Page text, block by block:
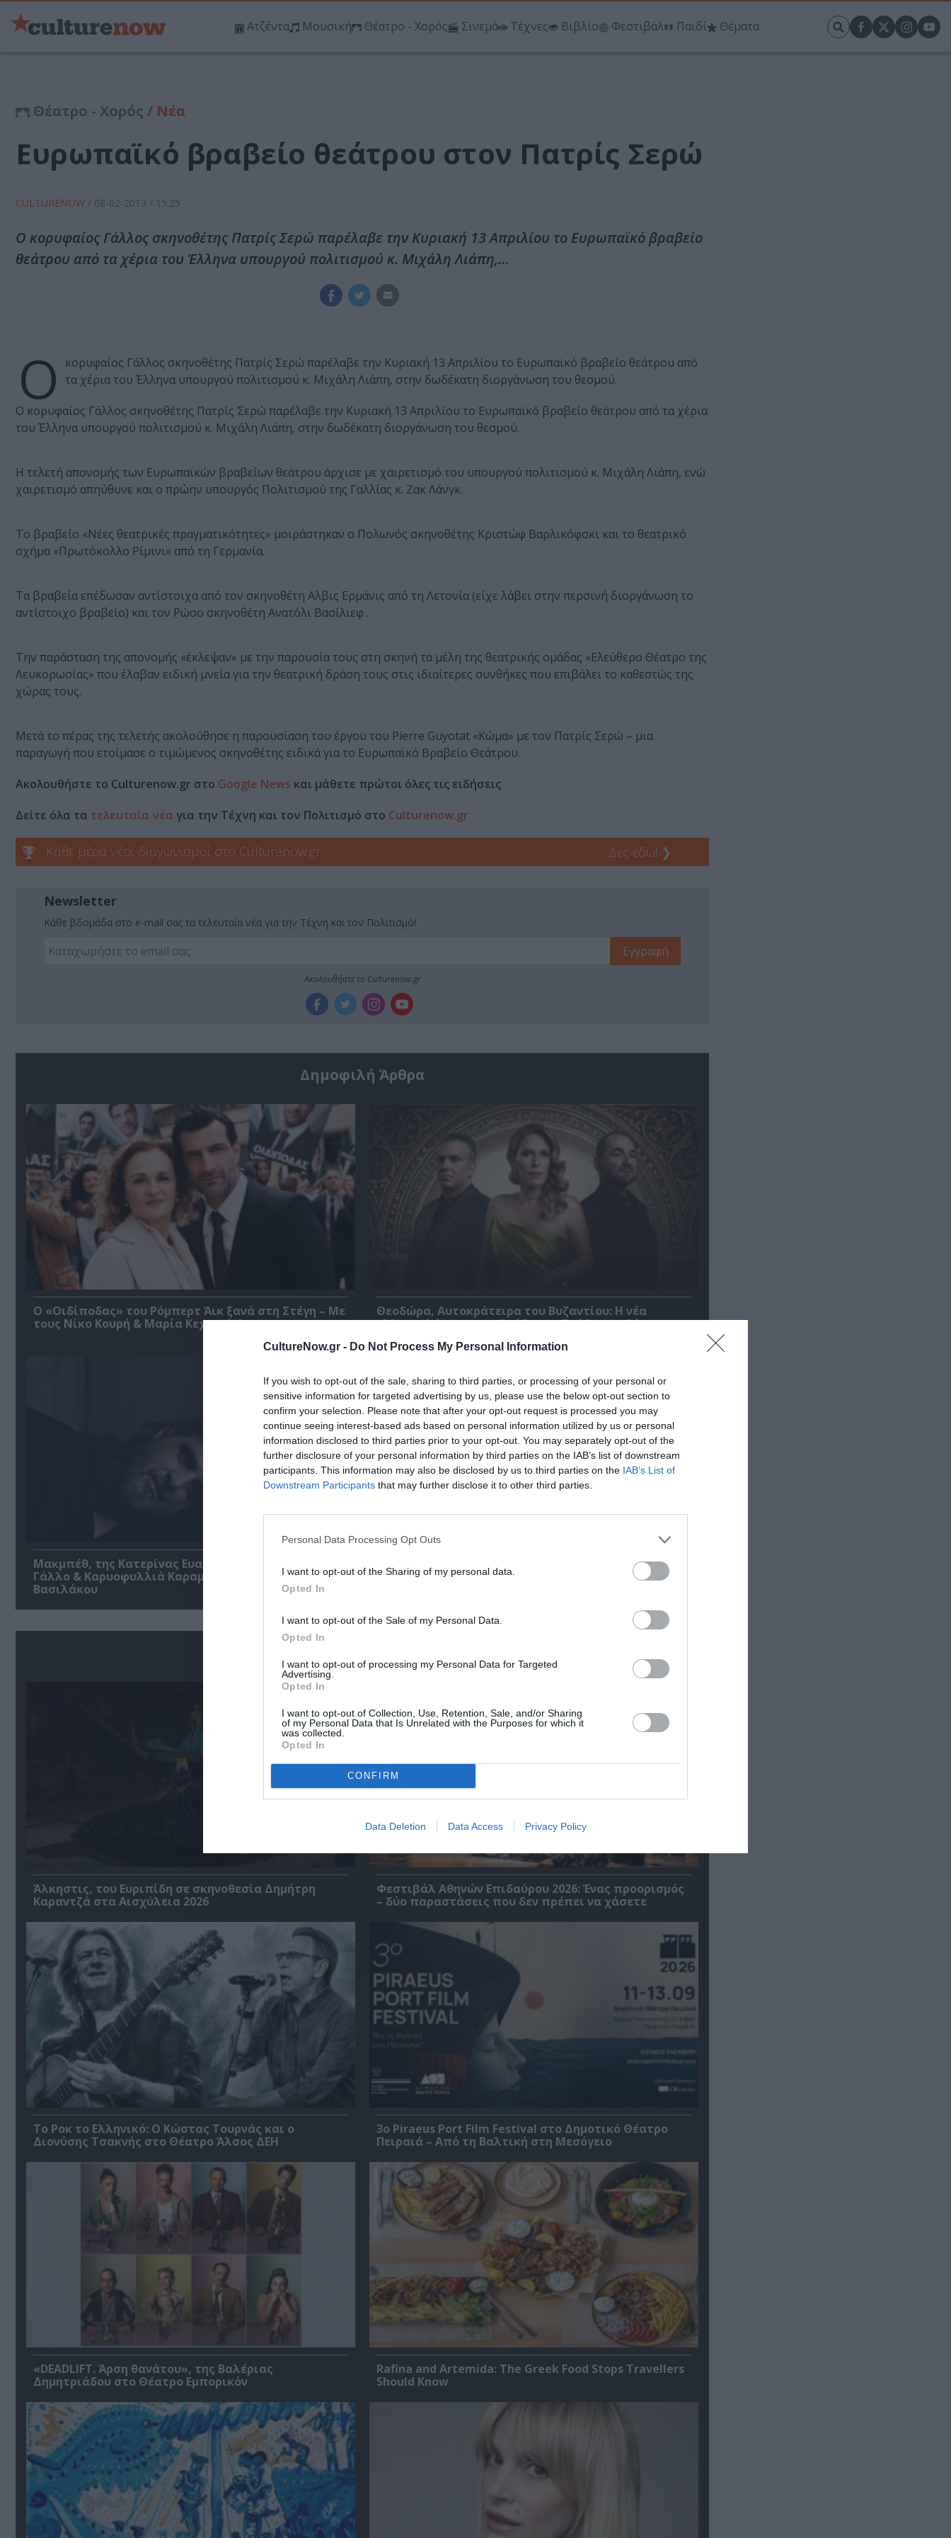
CultureNow.gr - Do Not Process My Personal Information
If you wish to opt-out of the sale, sharing to third parties, or processing of your personal or
sensitive information for targeted advertising by us, please use the below opt-out section to
confirm your selection. Please note that after your opt-out request is processed you may
continue seeing interest-based ads based on personal information utilized by us or personal
information disclosed to third parties prior to your opt-out. You may separately opt-out of the
further disclosure of your personal information by third parties on the IAB’s list of downstream
participants. This information may also be disclosed by us to third parties on the IAB’s List of
Downstream Participants that may further disclose it to other third parties.
Personal Data Processing Opt Outs
I want to opt-out of the Sharing of my personal data.
Opted In
I want to opt-out of the Sale of my Personal Data.
Opted In
I want to opt-out of processing my Personal Data for Targeted
Advertising.
Opted In
I want to opt-out of Collection, Use, Retention, Sale, and/or Sharing
of my Personal Data that Is Unrelated with the Purposes for which it
was collected.
Opted In
CONFIRM
Data Deletion Data Access Privacy Policy
Ατζέντα Μουσική Θέατρο - Χορός Σινεμά Τέχνες Βιβλίο Φεστιβάλ Παιδί Θέματα
Θέατρο - Χορός / Νέα
Ευρωπαϊκό βραβείο θεάτρου στον Πατρίς Σερώ
CULTURENOW / 08-02-2013 / 15:25
Ο κορυφαίος Γάλλος σκηνοθέτης Πατρίς Σερώ παρέλαβε την Κυριακή 13 Απριλίου το Ευρωπαϊκό βραβείο
θεάτρου από τα χέρια του Έλληνα υπουργού πολιτισμού κ. Μιχάλη Λιάπη,…
Ο
κορυφαίος Γάλλος σκηνοθέτης Πατρίς Σερώ παρέλαβε την Κυριακή 13 Απριλίου το Ευρωπαϊκό βραβείο θεάτρου από
τα χέρια του Έλληνα υπουργού πολιτισμού κ. Μιχάλη Λιάπη, στην δωδέκατη διοργάνωση του θεσμού.
Ο κορυφαίος Γάλλος σκηνοθέτης Πατρίς Σερώ παρέλαβε την Κυριακή 13 Απριλίου το Ευρωπαϊκό βραβείο θεάτρου από τα χέρια
του Έλληνα υπουργού πολιτισμού κ. Μιχάλη Λιάπη, στην δωδέκατη διοργάνωση του θεσμού.
Η τελετή απονομής των Ευρωπαϊκών βραβείων θεάτρου άρχισε με χαιρετισμό του υπουργού πολιτισμού κ. Μιχάλη Λιάπη, ενώ
χαιρετισμό απηύθυνε και ο πρώην υπουργός Πολιτισμού της Γαλλίας κ. Ζακ Λάνγκ.
Το βραβείο «Νέες θεατρικές πραγματικότητες» μοιράστηκαν ο Πολωνός σκηνοθέτης Κριστώφ Βαρλικόφσκι και το θεατρικό
σχήμα «Πρωτόκολλο Ρίμινι» από τη Γερμανία.
Τα βραβεία επέδωσαν αντίστοιχα από τον σκηνοθέτη Αλβις Ερμάνις από τη Λετονία (είχε λάβει στην περσινή διοργάνωση το
αντίστοιχο βραβείο) και τον Ρώσο σκηνοθέτη Ανατόλι Βασίλιεφ .
Την παράσταση της απονομής «έκλεψαν» με την παρουσία τους στη σκηνή τα μέλη της θεατρικής ομάδας «Ελεύθερο Θέατρο της
Λευκορωσίας» που έλαβαν ειδική μνεία για την θεατρική δράση τους στις ιδιαίτερες συνθήκες που επιβάλει το καθεστώς της
χώρας τους.
Μετά το πέρας της τελετής ακολούθησε η παρουσίαση του έργου του Pierre Guyotat «Κώμα» με τον Πατρίς Σερώ – μια
παραγωγή που ετοίμασε ο τιμώμενος σκηνοθέτης ειδικά για το Ευρωπαϊκό Βραβείο Θεάτρου.
Ακολουθήστε το Culturenow.gr στο Google News και μάθετε πρώτοι όλες τις ειδήσεις
Δείτε όλα τα τελευταία νέα για την Τέχνη και τον Πολιτισμό στο Culturenow.gr
Κάθε μέρα νέοι διαγωνισμοί στο Culturenow.gr Δες εδώ! ❯
Newsletter
Κάθε βδομάδα στο e-mail σας τα τελευταία νέα για την Τέχνη και τον Πολιτισμό!
Ακολουθήστε το Culturenow.gr
Δημοφιλή Άρθρα
O «Οιδίποδας» του Ρόμπερτ Άικ ξανά στη Στέγη – Με
τους Νίκο Κουρή & Μαρία Κεχαγιόγλου
Θεοδώρα, Αυτοκράτειρα του Βυζαντίου: Η νέα
ελληνική όπερα του Θεόδωρου Στάθη στο θέατρο
Μακμπέθ, της Κατερίνας Ευαγγελάτου με Γιώργο
Γάλλο & Καρυοφυλλιά Καραμπέτη στο Θέατρο
Βασιλάκου
32οι Πλοές – Το Αίνιγμα της Εικόνας: Ομαδική έκθεση
στο Ίδρυμα Π. & Μ. Κυδωνιέως
Άλκηστις, του Ευριπίδη σε σκηνοθεσία Δημήτρη
Καραντζά στα Αισχύλεια 2026
Φεστιβάλ Αθηνών Επιδαύρου 2026: Ένας προορισμός
– δύο παραστάσεις που δεν πρέπει να χάσετε
Το Ροκ το Ελληνικό: Ο Κώστας Τουρνάς και ο
Διονύσης Τσακνής στο Θέατρο Άλσος ΔΕΗ
3o Piraeus Port Film Festival στο Δημοτικό Θέατρο
Πειραιά – Από τη Βαλτική στη Μεσόγειο
«DEADLIFT. Άρση θανάτου», της Βαλέριας
Δημητριάδου στο Θέατρο Εμπορικόν
Rafina and Artemida: The Greek Food Stops Travellers
Should Know